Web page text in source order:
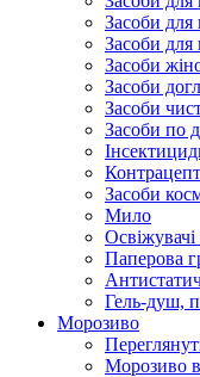
Засоби для
Засоби для
Засоби
Засоби
Засоби
Засоби по
Засоби
Мило
Освіжувачі
Паперова
Гель-душ,
Морозиво
Морозиво